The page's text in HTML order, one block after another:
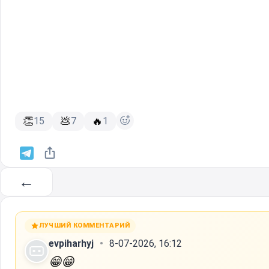
👏15 💩7 🔥 1
←
ЛУЧШИЙ КОММЕНТАРИЙ
evpiharhyj 8-07-2026, 16:12
😁😁